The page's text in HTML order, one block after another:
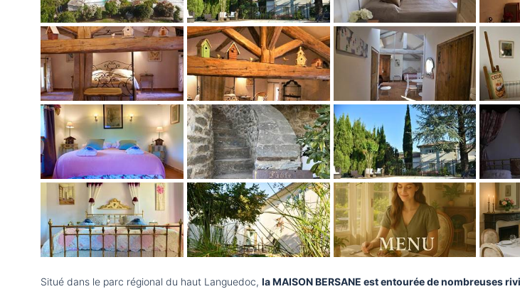
Situé dans le parc régional du haut Languedoc, la MAISON BERSANE est entourée de nombreuses